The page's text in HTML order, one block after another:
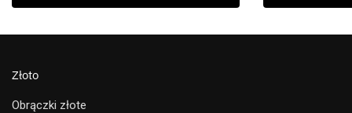
Złoto
Obrączki złote